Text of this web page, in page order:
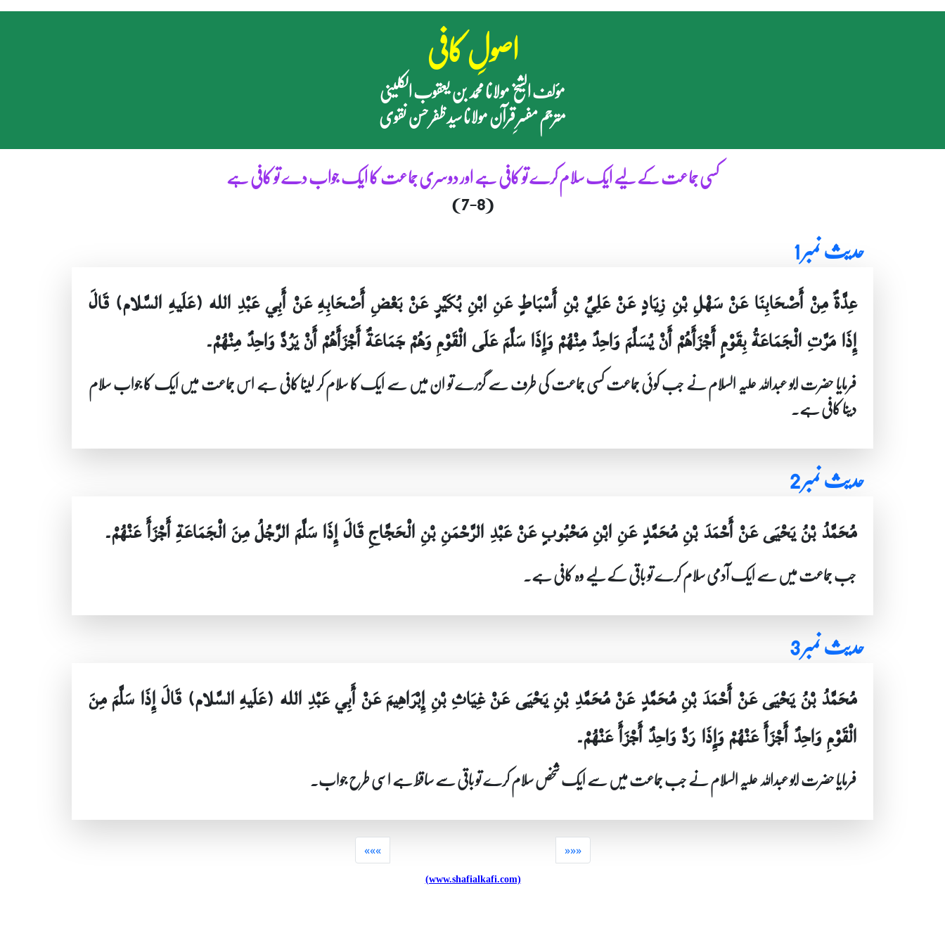
اصولِ کافی
مؤلف الشیخ مولانا محمد بن یعقوب الکلینی
مترجم مفسرِ قرآن مولانا سید ظفر حسن نقوی
کسی جماعت کے لیے ایک سلام کرے تو کافی ہے اور دوسری جماعت کا ایک جواب دے تو کافی ہے
(7-8)
حدیث نمبر 1
عِدَّةٌ مِنْ أَصْحَابِنَا عَنْ سَهْلِ بْنِ زِيَادٍ عَنْ عَلِيِّ بْنِ أَسْبَاطٍ عَنِ ابْنِ بُكَيْرٍ عَنْ بَعْضِ أَصْحَابِهِ عَنْ أَبِي عَبْدِ الله (عَلَيهِ السَّلام) قَالَ
إِذَا مَرَّتِ الْجَمَاعَةُ بِقَوْمٍ أَجْزَأَهُمْ أَنْ يُسَلِّمَ وَاحِدٌ مِنْهُمْ وَإِذَا سَلَّمَ عَلَى الْقَوْمِ وَهُمْ جَمَاعَةٌ أَجْزَأَهُمْ أَنْ يَرُدَّ وَاحِدٌ مِنْهُمْ۔
فرمایا حضرت ابو عبداللہ علیہ السلام نے جب کوئی جماعت کسی جماعت کی طرف سے گزرے تو ان میں سے ایک کا سلام کر لینا کافی ہے اس جماعت میں ایک کا جواب سلام
دینا کافی ہے۔
حدیث نمبر 2
مُحَمَّدُ بْنُ يَحْيَى عَنْ أَحْمَدَ بْنِ مُحَمَّدٍ عَنِ ابْنِ مَحْبُوبٍ عَنْ عَبْدِ الرَّحْمَنِ بْنِ الْحَجَّاجِ قَالَ إِذَا سَلَّمَ الرَّجُلُ مِنَ الْجَمَاعَةِ أَجْزَأَ عَنْهُمْ۔
جب جماعت میں سے ایک آدمی سلام کرے تو باقی کے لیے وہ کافی ہے۔
حدیث نمبر 3
مُحَمَّدُ بْنُ يَحْيَى عَنْ أَحْمَدَ بْنِ مُحَمَّدٍ عَنْ مُحَمَّدِ بْنِ يَحْيَى عَنْ غِيَاثِ بْنِ إِبْرَاهِيمَ عَنْ أَبِي عَبْدِ الله (عَلَيهِ السَّلام) قَالَ إِذَا سَلَّمَ مِنَ
الْقَوْمِ وَاحِدٌ أَجْزَأَ عَنْهُمْ وَإِذَا رَدَّ وَاحِدٌ أَجْزَأَ عَنْهُمْ۔
فرمایا حضرت ابو عبداللہ علیہ السلام نے جب جماعت میں سے ایک شخص سلام کرے تو باقی سے ساقط ہے اسی طرح جواب۔
«««
(www.shafialkafi.com)
»»»